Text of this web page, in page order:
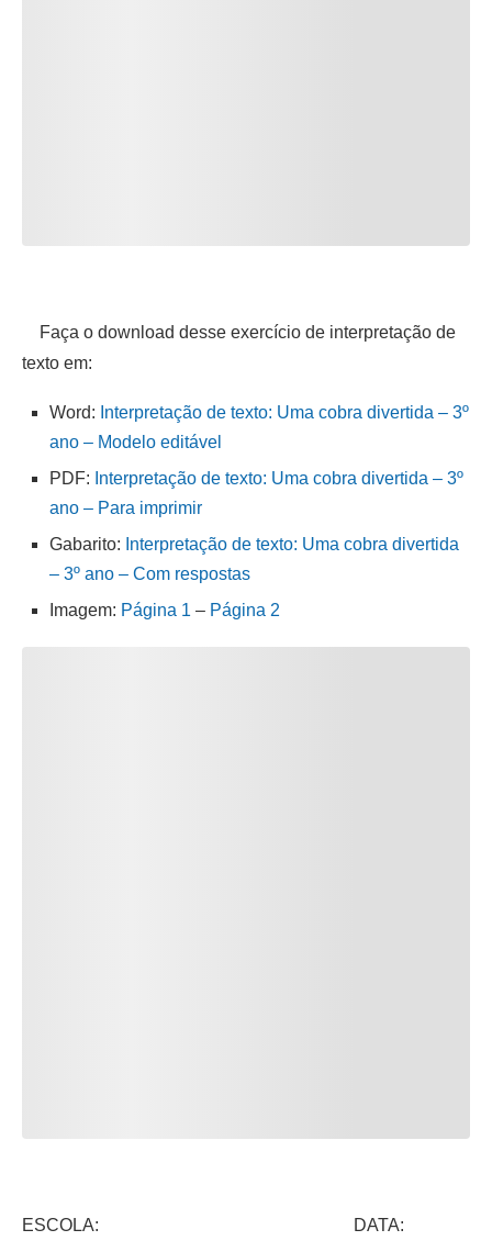
Faça o download desse exercício de interpretação de
texto em:
Word: Interpretação de texto: Uma cobra divertida – 3º
ano – Modelo editável
PDF: Interpretação de texto: Uma cobra divertida – 3º
ano – Para imprimir
Gabarito: Interpretação de texto: Uma cobra divertida
– 3º ano – Com respostas
Imagem: Página 1 – Página 2
ESCOLA: DATA: